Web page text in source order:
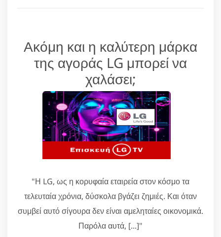
Ακόμη και η καλύτερη μάρκα
της αγοράς LG μπορεί να
χαλάσει;
"Η LG, ως η κορυφαία εταιρεία στον κόσμο τα
τελευταία χρόνια, δύσκολα βγάζει ζημιές. Και όταν
συμβεί αυτό σίγουρα δεν είναι αμεληταίες οικονομικά.
Παρόλα αυτά, [...]"